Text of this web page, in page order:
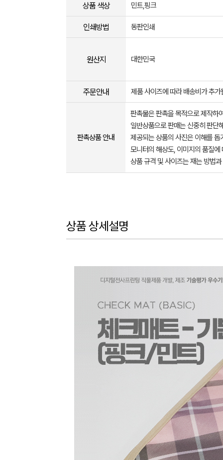
상품 색상 민트,핑크
인쇄방법 동판인쇄
원산지 대한민국
주문안내 제품 사이즈에 따라 배송비가 추가
판촉상품 안내
판촉물은 판촉을 목적으로 제작하
일반상품으로 판매는 신중히 판단
제공되는 상품의 사진은 이해를
모니터의 해상도, 이미지의 품질
상품 규격 및 사이즈는 재는 방법
상품 상세설명